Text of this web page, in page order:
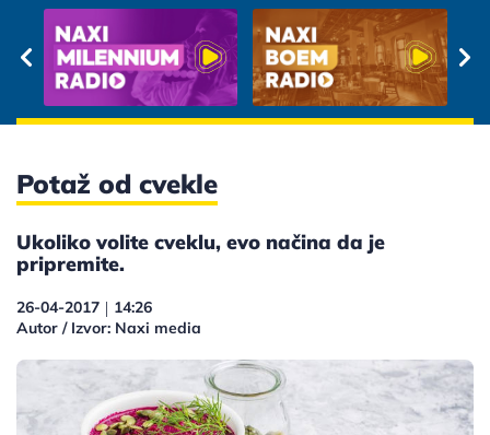
Potaž od cvekle
Ukoliko volite cveklu, evo načina da je
pripremite.
26-04-2017 | 14:26
Autor / Izvor: Naxi media